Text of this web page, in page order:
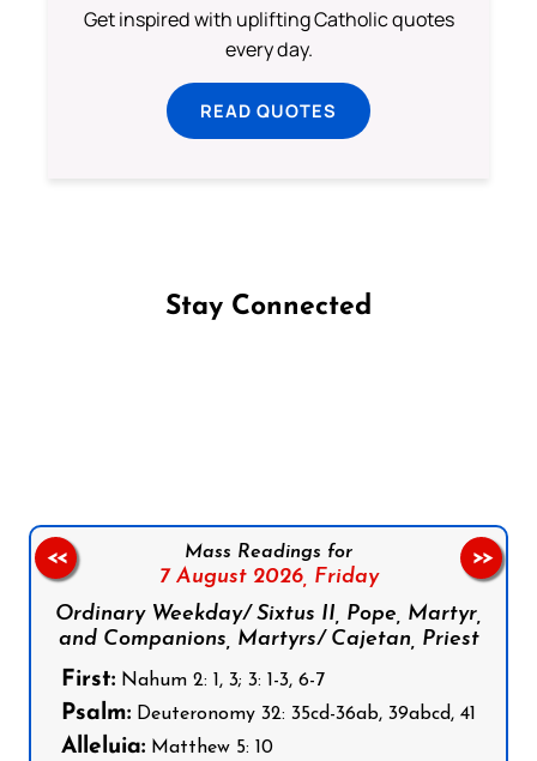
Get inspired with uplifting Catholic quotes
every day.
READ QUOTES
Stay Connected
Mass Readings for
7 August 2026, Friday
Ordinary Weekday/ Sixtus II, Pope, Martyr,
and Companions, Martyrs/ Cajetan, Priest
First: Nahum 2: 1, 3; 3: 1-3, 6-7
Psalm: Deuteronomy 32: 35cd-36ab, 39abcd, 41
Alleluia: Matthew 5: 10
<< >>